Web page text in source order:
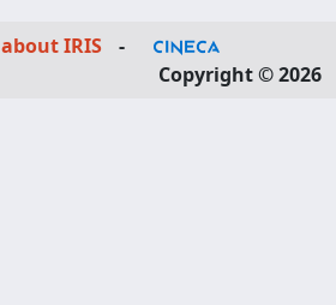
about IRIS
-
Copyright © 2026